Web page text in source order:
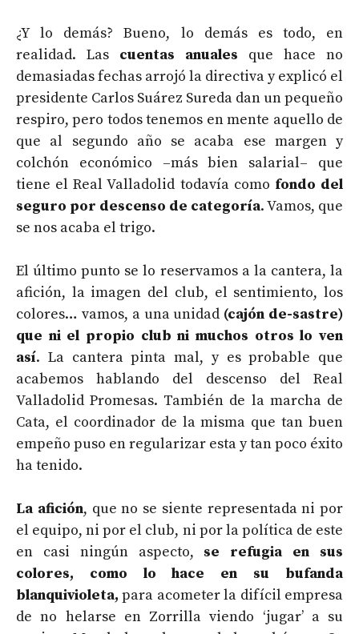
¿Y lo demás? Bueno, lo demás es todo, en
realidad. Las cuentas anuales que hace no
demasiadas fechas arrojó la directiva y explicó el
presidente Carlos Suárez Sureda dan un pequeño
respiro, pero todos tenemos en mente aquello de
que al segundo año se acaba ese margen y
colchón económico –más bien salarial– que
tiene el Real Valladolid todavía como fondo del
seguro por descenso de categoría. Vamos, que
se nos acaba el trigo.
El último punto se lo reservamos a la cantera, la
afición, la imagen del club, el sentimiento, los
colores… vamos, a una unidad (cajón de-sastre)
que ni el propio club ni muchos otros lo ven
así. La cantera pinta mal, y es probable que
acabemos hablando del descenso del Real
Valladolid Promesas. También de la marcha de
Cata, el coordinador de la misma que tan buen
empeño puso en regularizar esta y tan poco éxito
ha tenido.
La afición, que no se siente representada ni por
el equipo, ni por el club, ni por la política de este
en casi ningún aspecto, se refugia en sus
colores, como lo hace en su bufanda
blanquivioleta, para acometer la difícil empresa
de no helarse en Zorrilla viendo ‘jugar’ a su